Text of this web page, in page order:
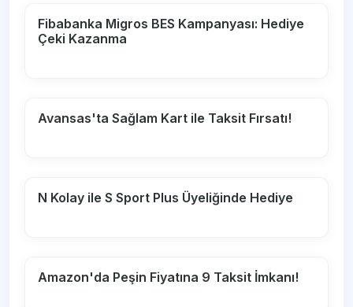
Fibabanka Migros BES Kampanyası: Hediye
Çeki Kazanma
Avansas'ta Sağlam Kart ile Taksit Fırsatı!
N Kolay ile S Sport Plus Üyeliğinde Hediye
Amazon'da Peşin Fiyatına 9 Taksit İmkanı!